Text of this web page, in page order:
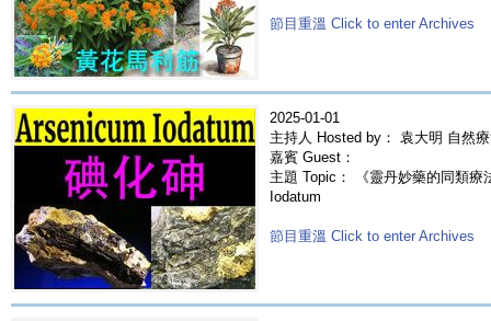
節目重溫 Click to enter Archives
2025-01-01
主持人 Hosted by： 袁大明 自然
嘉賓 Guest：
主題 Topic： 《靈丹妙藥的同類
Iodatum
節目重溫 Click to enter Archives